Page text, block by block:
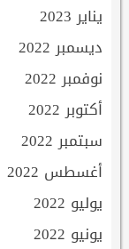
يناير 2023
ديسمبر 2022
نوفمبر 2022
أكتوبر 2022
سبتمبر 2022
أغسطس 2022
يوليو 2022
يونيو 2022